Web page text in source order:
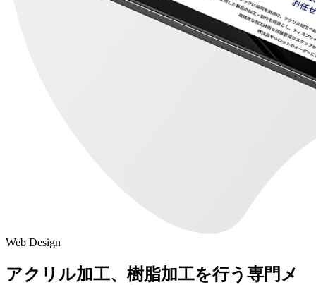
Web Design
アクリル加工、樹脂加工を行う専門メ